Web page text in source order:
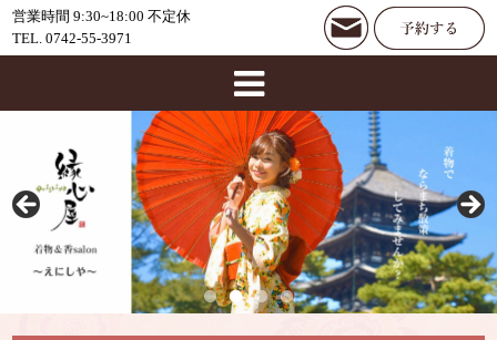
営業時間 9:30~18:00 不定休
TEL. 0742-55-3971